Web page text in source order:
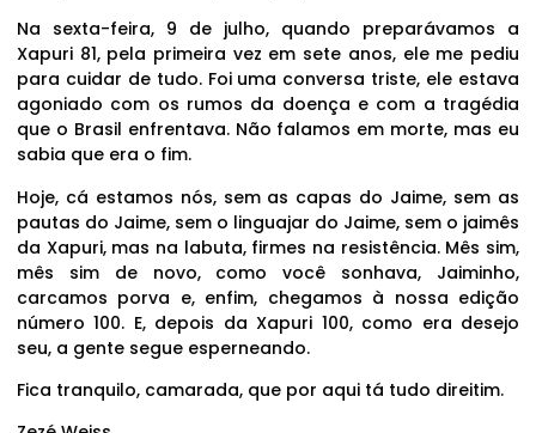
Na sexta-feira, 9 de julho, quando preparávamos a
Xapuri 81, pela primeira vez em sete anos, ele me pediu
para cuidar de tudo. Foi uma conversa triste, ele estava
agoniado com os rumos da doença e com a tragédia
que o Brasil enfrentava. Não falamos em morte, mas eu
sabia que era o fim.
Hoje, cá estamos nós, sem as capas do Jaime, sem as
pautas do Jaime, sem o linguajar do Jaime, sem o jaimês
da Xapuri, mas na labuta, firmes na resistência. Mês sim,
mês sim de novo, como você sonhava, Jaiminho,
carcamos porva e, enfim, chegamos à nossa edição
número 100. E, depois da Xapuri 100, como era desejo
seu, a gente segue esperneando.
Fica tranquilo, camarada, que por aqui tá tudo direitim.